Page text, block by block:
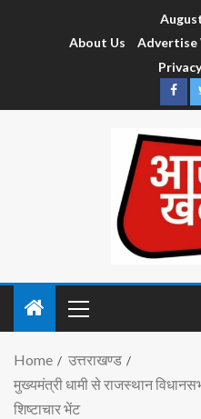
About Us
Advertise
Home
उत्तराखण्ड
मुख्यमंत्री धामी से राजस्थान
शिष्टाचार भेंट